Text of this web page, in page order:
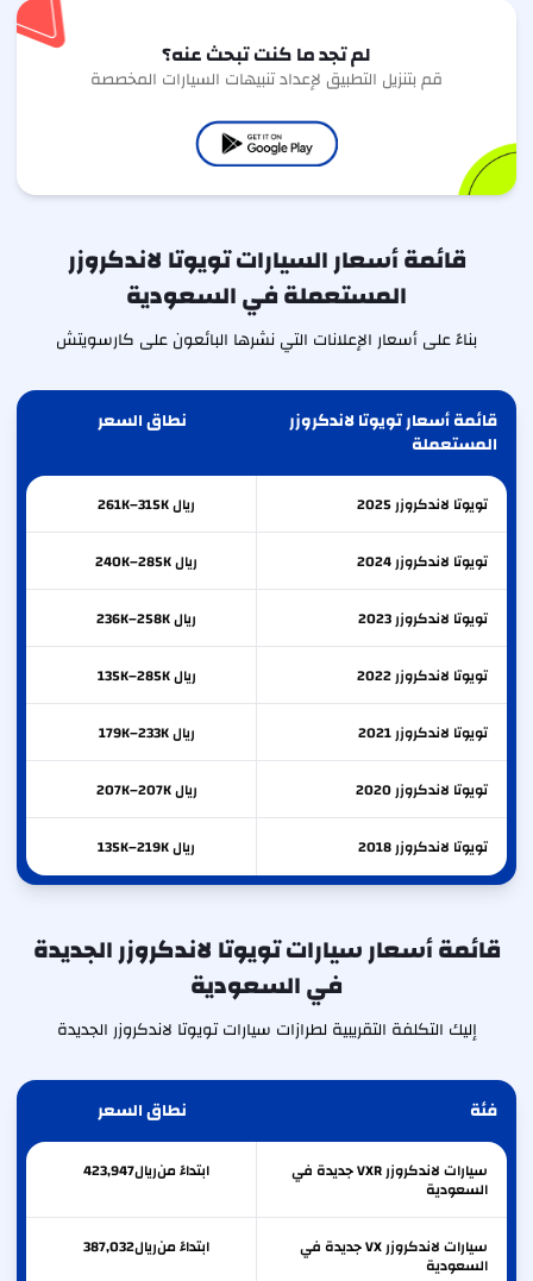
لم تجد ما كنت تبحث عنه؟
قم بتنزيل التطبيق لإعداد تنبيهات السيارات المخصصة
قائمة أسعار السيارات تويوتا لاندكروزر
المستعملة في السعودية
بناءً على أسعار الإعلانات التي نشرها البائعون على كارسويتش
قائمة أسعار تويوتا لاندكروزر
المستعملة
نطاق السعر
تويوتا لاندكروزر2025 ريال 261K–315K
تويوتا لاندكروزر2024 ريال 240K–285K
تويوتا لاندكروزر2023 ريال 236K–258K
تويوتا لاندكروزر2022 ريال 135K–285K
تويوتا لاندكروزر2021 ريال 179K–233K
تويوتا لاندكروزر2020 ريال 207K–207K
تويوتا لاندكروزر2018 ريال 135K–219K
قائمة أسعار سيارات تويوتا لاندكروزر الجديدة
في السعودية
إليك التكلفة التقريبية لطرازات سيارات تويوتا لاندكروزر الجديدة
فئة نطاق السعر
سيارات لاندكروزر VXR جديدة في
السعودية
ابتداءً منريال423,947
سيارات لاندكروزر VX جديدة في
السعودية
ابتداءً منريال387,032